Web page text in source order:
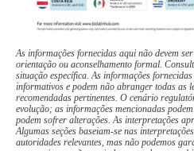
As informações fornecidas aqui não devem
orientação ou aconselhamento formal.
situação específica. As informações
informativos e podem não abranger todas as
recomendadas pertinentes. O cenário
evolução; as informações mencionadas
podem sofrer alterações. As interpretações
Algumas seções baseiam-se nas
autoridades relevantes, mas não podemos